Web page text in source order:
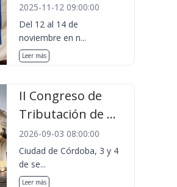
2025-11-12 09:00:00
Del 12 al 14 de
noviembre en n...
Leer más
II Congreso de
Tributación de ...
2026-09-03 08:00:00
Ciudad de Córdoba, 3 y 4
de se...
Leer más